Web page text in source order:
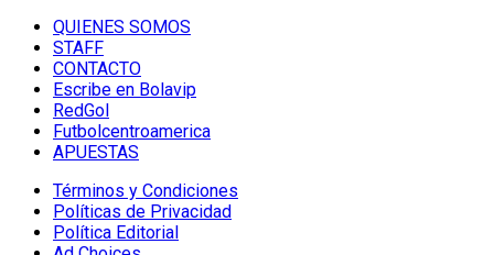
QUIENES SOMOS
STAFF
CONTACTO
Escribe en Bolavip
RedGol
Futbolcentroamerica
APUESTAS
Términos y Condiciones
Políticas de Privacidad
Política Editorial